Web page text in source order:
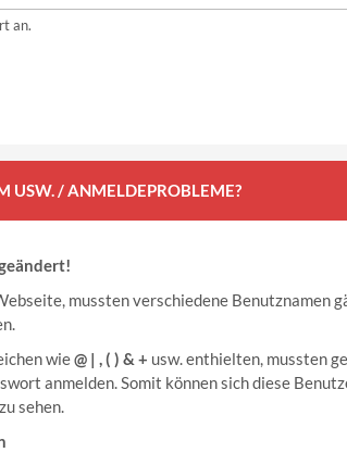
an.
USW. / ANMELDEPROBLEME?
mussten verschiedene Benutznamen
wie@ | , ( ) & + usw. enthielten, mussten
anmelden. Somit können sich diese
sehen.